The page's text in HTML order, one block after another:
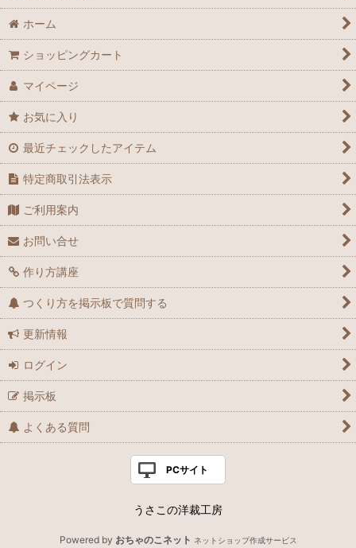
ホーム
ショッピングカート
マイページ
お気に入り
最近チェックしたアイテム
特定商取引法表示
ご利用案内
お問い合せ
作り方講座
つくり方を掲示板で質問する
更新情報
ログイン
掲示板
よくある質問
PCサイト
うさこの洋裁工房
Powered by おちゃのこネット ネットショップ作成サービス